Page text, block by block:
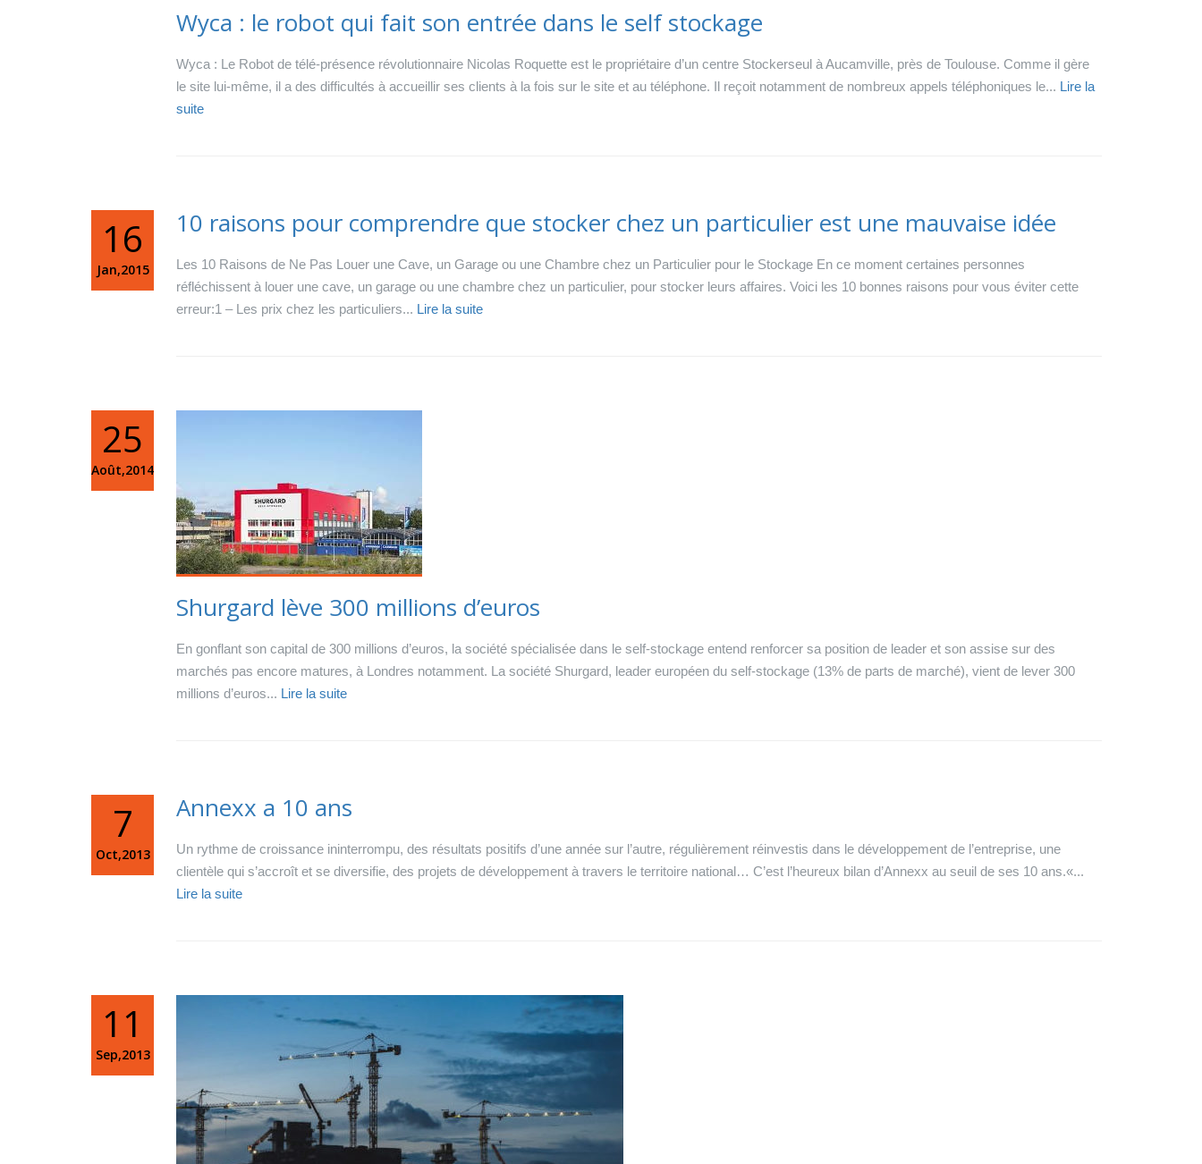
Wyca : le robot qui fait son entrée dans le self stockage
Wyca : Le Robot de télé-présence révolutionnaire Nicolas Roquette est le propriétaire d’un centre Stockerseul à Aucamville, près de Toulouse. Comme il gère
le site lui-même, il a des difficultés à accueillir ses clients à la fois sur le site et au téléphone. Il reçoit notamment de nombreux appels téléphoniques le... Lire la
suite
16
Jan,2015
10 raisons pour comprendre que stocker chez un particulier est une mauvaise idée
Les 10 Raisons de Ne Pas Louer une Cave, un Garage ou une Chambre chez un Particulier pour le Stockage En ce moment certaines personnes
réfléchissent à louer une cave, un garage ou une chambre chez un particulier, pour stocker leurs affaires. Voici les 10 bonnes raisons pour vous éviter cette
erreur:1 – Les prix chez les particuliers... Lire la suite
25
Août,2014
Shurgard lève 300 millions d’euros
En gonflant son capital de 300 millions d’euros, la société spécialisée dans le self-stockage entend renforcer sa position de leader et son assise sur des
marchés pas encore matures, à Londres notamment. La société Shurgard, leader européen du self-stockage (13% de parts de marché), vient de lever 300
millions d’euros... Lire la suite
7
Oct,2013
Annexx a 10 ans
Un rythme de croissance ininterrompu, des résultats positifs d’une année sur l’autre, régulièrement réinvestis dans le développement de l’entreprise, une
clientèle qui s’accroît et se diversifie, des projets de développement à travers le territoire national… C’est l’heureux bilan d’Annexx au seuil de ses 10 ans.«...
Lire la suite
11
Sep,2013